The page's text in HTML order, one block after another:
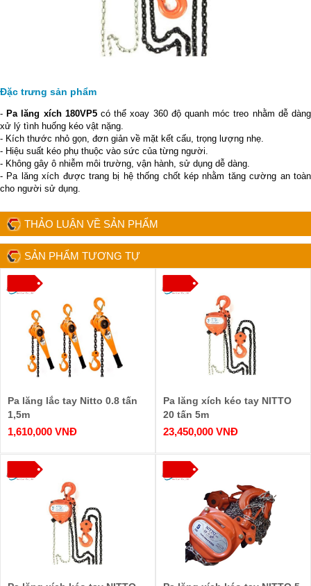
Đặc trưng sản phẩm
-Pa lăng xích 180VP5có thể xoay 360 độ quanh móc treo nhằm dễ dàng
xử lý tình huống kéo vật nặng.
- Kích thước nhỏ gọn, đơn giản về mặt kết cấu, trọng lượng nhẹ.
- Hiệu suất kéo phụ thuộc vào sức của từng người.
- Không gây ô nhiễm môi trường, vận hành, sử dụng dễ dàng.
- Pa lăng xích được trang bị hệ thống chốt kép nhằm tăng cường an toàn
cho người sử dụng.
THẢO LUẬN VỀ SẢN PHẨM
SẢN PHẨM TƯƠNG TỰ
Pa lăng lắc tay Nitto 0.8 tấn
1,5m
1,610,000 VNĐ
Pa lăng xích kéo tay NITTO
20 tấn 5m
23,450,000 VNĐ